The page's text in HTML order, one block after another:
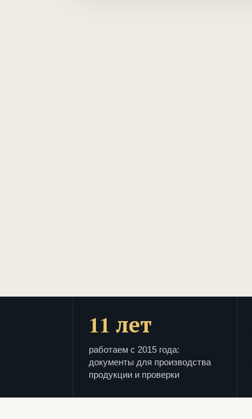
11 лет
работаем с 2015 года:
документы для производства
продукции и проверки